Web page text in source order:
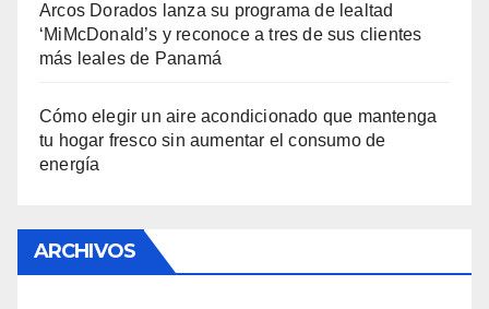
Arcos Dorados lanza su programa de lealtad
‘MiMcDonald’s y reconoce a tres de sus clientes
más leales de Panamá
Cómo elegir un aire acondicionado que mantenga
tu hogar fresco sin aumentar el consumo de
energía
ARCHIVOS